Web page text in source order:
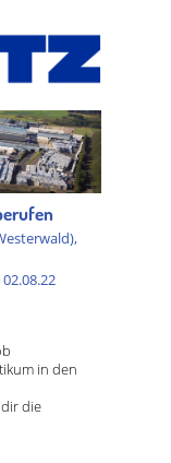
02.08.22
in den
die